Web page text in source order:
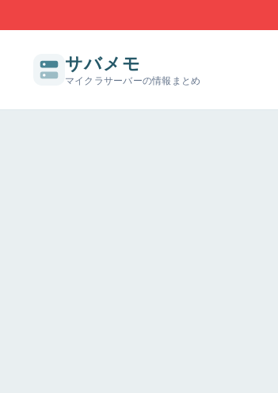
サバメモ
マイクラサーバーの情報まとめ